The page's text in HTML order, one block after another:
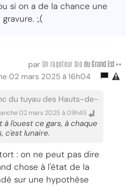
si on a de la chance une
:,(
par Un ragoteur bio du Grand Est ••
02 mars 2025 à 16h04
du tuyau des Hauts-de-
02 mars 2025 à 09h45
l'ouest ce gars, à chaque
c'est lunaire.
: on ne peut pas dire
chose à l'état de la
sur une hypothèse